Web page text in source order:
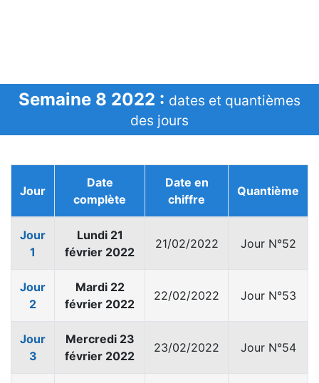
Semaine 8 2022 : dates et quantièmes
des jours
Jour
Date
complète
Date en
chiffre
Quantième
Jour
1
Lundi 21
février 2022
21/02/2022 Jour N°52
Jour
2
Mardi 22
février 2022
22/02/2022 Jour N°53
Jour
3
Mercredi 23
février 2022
23/02/2022 Jour N°54